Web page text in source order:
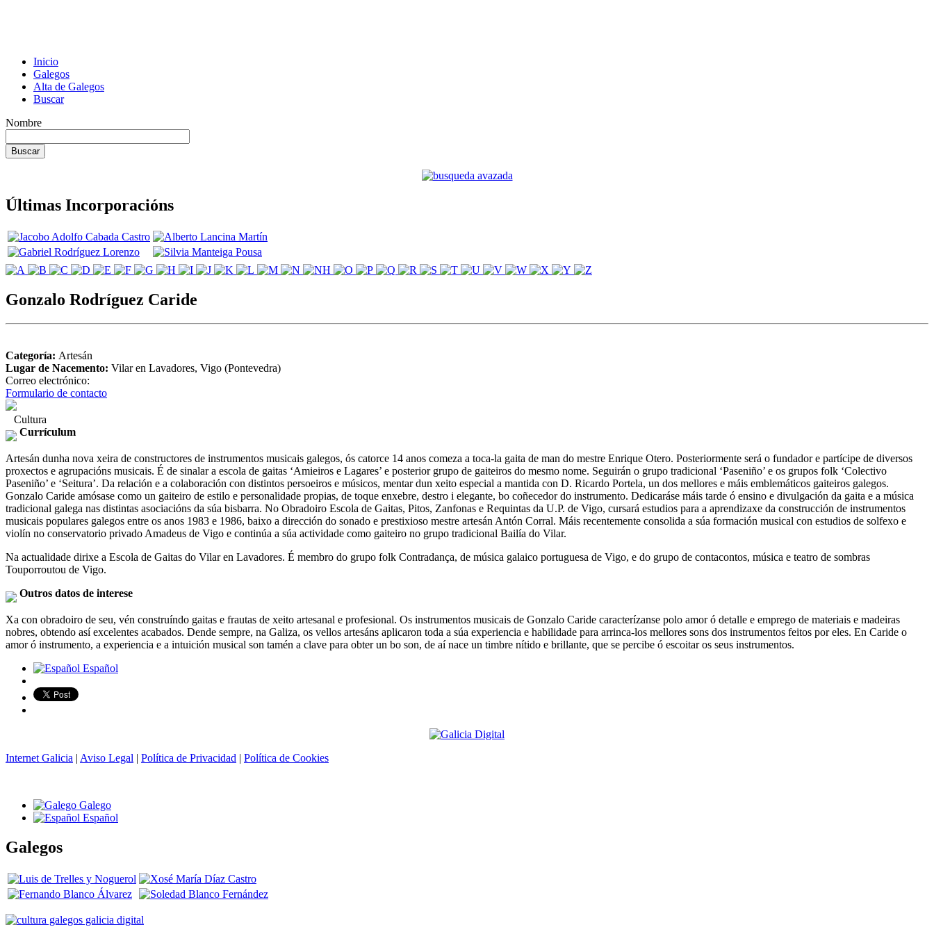
Inicio
Galegos
Alta de Galegos
Buscar
Nombre
Últimas Incorporacións
Gonzalo Rodríguez Caride
Categoría: Artesán
Lugar de Nacemento: Vilar en Lavadores, Vigo (Pontevedra)
Correo electrónico:
Formulario de contacto
Cultura
Currículum
Artesán dunha nova xeira de constructores de instrumentos musicais galegos, ós catorce 14 anos comeza a toca-la gaita de man do mestre Enrique Otero. Posteriormente será o fundador e partícipe de diversos
proxectos e agrupacións musicais. É de sinalar a escola de gaitas ‘Amieiros e Lagares’ e posterior grupo de gaiteiros do mesmo nome. Seguirán o grupo tradicional ‘Paseniño’ e os grupos folk ‘Colectivo
Paseniño’ e ‘Seitura’. Da relación e a colaboración con distintos persoeiros e músicos, mentar dun xeito especial a mantida con D. Ricardo Portela, un dos mellores e máis emblemáticos gaiteiros galegos.
Gonzalo Caride amósase como un gaiteiro de estilo e personalidade propias, de toque enxebre, destro i elegante, bo coñecedor do instrumento. Dedicaráse máis tarde ó ensino e divulgación da gaita e a música
tradicional galega nas distintas asociacións da súa bisbarra. No Obradoiro Escola de Gaitas, Pitos, Zanfonas e Requintas da U.P. de Vigo, cursará estudios para a aprendizaxe da construcción de instrumentos
musicais populares galegos entre os anos 1983 e 1986, baixo a dirección do sonado e prestixioso mestre artesán Antón Corral. Máis recentemente consolida a súa formación musical con estudios de solfexo e
violín no conservatorio privado Amadeus de Vigo e continúa a súa actividade como gaiteiro no grupo tradicional Bailía do Vilar.
Na actualidade dirixe a Escola de Gaitas do Vilar en Lavadores. É membro do grupo folk Contradança, de música galaico portuguesa de Vigo, e do grupo de contacontos, música e teatro de sombras
Touporroutou de Vigo.
Outros datos de interese
Xa con obradoiro de seu, vén construíndo gaitas e frautas de xeito artesanal e profesional. Os instrumentos musicais de Gonzalo Caride caracterízanse polo amor ó detalle e emprego de materiais e madeiras
nobres, obtendo así excelentes acabados. Dende sempre, na Galiza, os vellos artesáns aplicaron toda a súa experiencia e habilidade para arrinca-los mellores sons dos instrumentos feitos por eles. En Caride o
amor ó instrumento, a experiencia e a intuición musical son tamén a clave para obter un bo son, de aí nace un timbre nítido e brillante, que se percibe ó escoitar os seus instrumentos.
Español
Internet Galicia | Aviso Legal | Política de Privacidad | Política de Cookies
Galego
Español
Galegos